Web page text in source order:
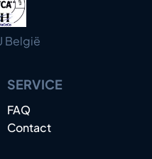
België
SERVICE
FAQ
Contact